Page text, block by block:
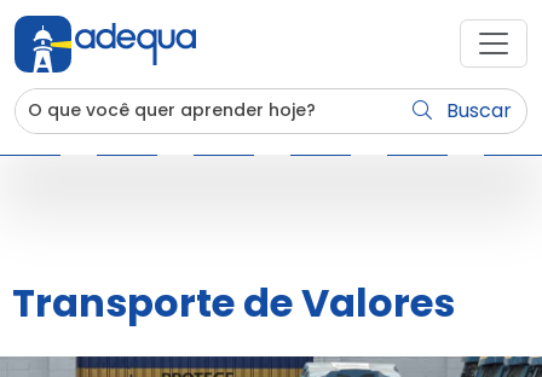
Buscar
Transporte de Valores